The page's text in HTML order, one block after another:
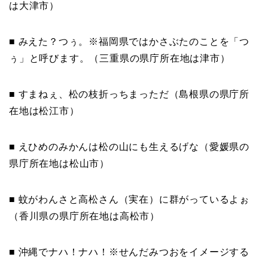
は大津市）
■ みえた？つぅ。※福岡県ではかさぶたのことを「つ
ぅ」と呼びます。（三重県の県庁所在地は津市）
■ すまねぇ、松の枝折っちまっただ（島根県の県庁所
在地は松江市）
■ えひめのみかんは松の山にも生えるげな（愛媛県の
県庁所在地は松山市）
■ 蚊がわんさと高松さん（実在）に群がっているよぉ
（香川県の県庁所在地は高松市）
■ 沖縄でナハ！ナハ！※せんだみつおをイメージする